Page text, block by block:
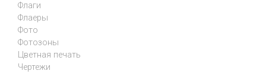
Флаги
Флаеры
Фото
Фотозоны
Цветная печать
Чертежи